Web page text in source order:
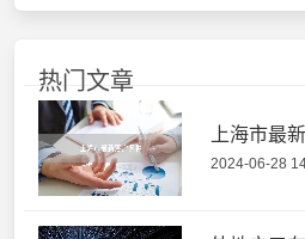
热门文章
上海市最
2024-06-28